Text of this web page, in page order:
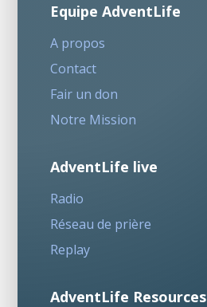
Equipe AdventLife
A propos
Contact
Fair un don
Notre Mission
AdventLife live
Radio
Réseau de prière
Replay
AdventLife Resources